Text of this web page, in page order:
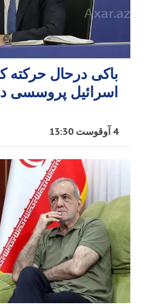
باکی درحال حرکته
اسرائیل پروسسی
4 آوقوست 13:30